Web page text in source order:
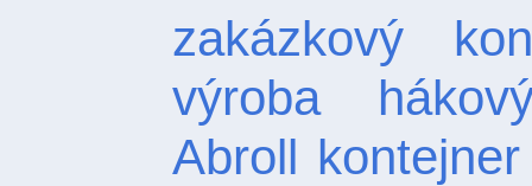
zakázkový
výroba
Abroll